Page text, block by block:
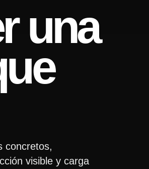
una
concretos,
visible y carga